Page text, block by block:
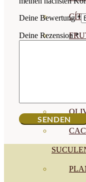
Deine Bewertung*
Deine Rezension*